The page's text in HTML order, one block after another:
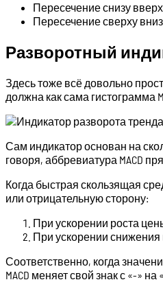
Пересечение снизу
Пересечение сверху
Разворотный
Здесь тоже всё довольно
должна как сама гистограмма
Сам индикатор основан на
говоря, аббревиатура MACD
Когда быстрая скользящая
или отрицательную сторону:
При ускорении роста
При ускорении снижения
Соответственно, когда
MACD меняет свой знак с «-»